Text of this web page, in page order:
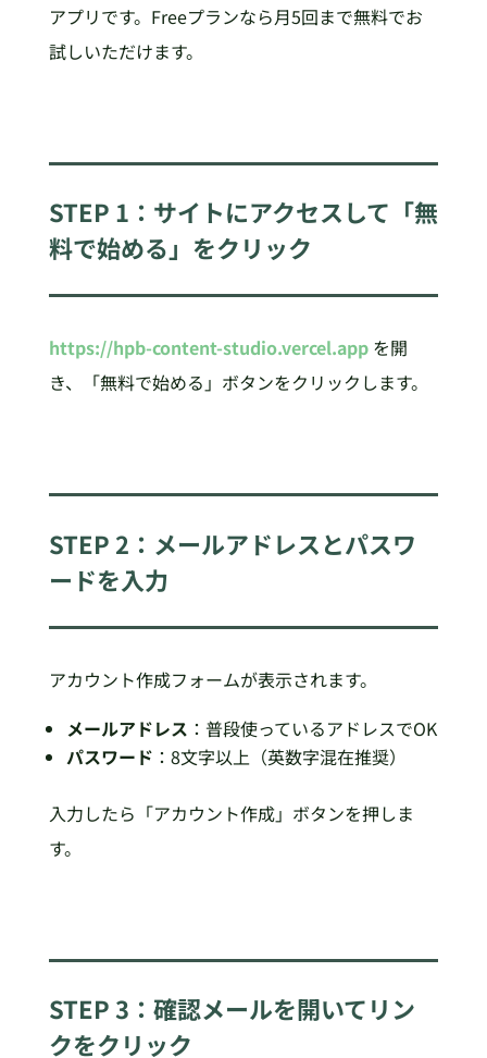
アプリです。Freeプランなら月5回まで無料でお
試しいただけます。
STEP 1：サイトにアクセスして「無
料で始める」をクリック
https://hpb-content-studio.vercel.app を開
き、「無料で始める」ボタンをクリックします。
STEP 2：メールアドレスとパスワ
ードを入力
アカウント作成フォームが表示されます。
メールアドレス ：普段使っているアドレスでOK
パスワード ：8文字以上（英数字混在推奨）
入力したら「アカウント作成」ボタンを押しま
す。
STEP 3：確認メールを開いてリン
クをクリック